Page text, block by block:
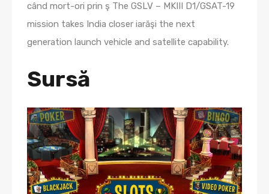
când mort-ori prin ş The GSLV – MKIII D1/GSAT-19
mission takes India closer iarăşi the next
generation launch vehicle and satellite capability.
Sursă